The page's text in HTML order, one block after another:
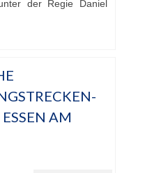
der Regie Daniel
AM